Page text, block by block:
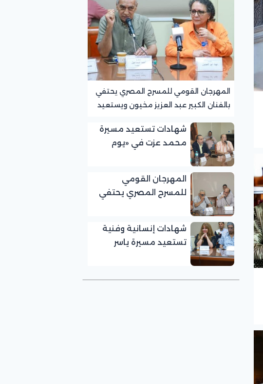
المهرجان القومي للمسرح المصري يحتفي
بالفنان الكبير عبد العزيز مخيون ويستعيد
شهادات تستعيد مسيرة
محمد عزت في «يوم
للمسرح المصري
المهرجان القومي
للمسرح المصري يحتفي
لرموز المسرح»
شهادات إنسانية وفنية
تستعيد مسيرة ياسر